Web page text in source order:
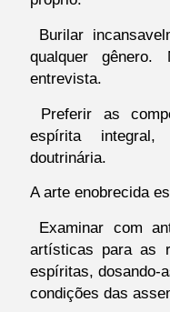
Burilar
qualquer gênero.
entrevista.
Preferir as
espírita integral,
doutrinária.
A arte enobrecida
Examinar com
artísticas para as
espíritas, dosando-
condições das